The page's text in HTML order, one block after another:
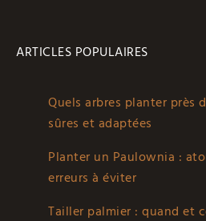
ARTICLES POPULAIRES
Quels arbres planter près
sûres et adaptées
Planter un Paulownia :
erreurs à éviter
Tailler palmier : quand et